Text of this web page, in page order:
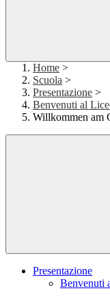
Home >
Scuola >
Presentazione >
Benvenuti al
Willkommen am
Presentazione
Benvenuti